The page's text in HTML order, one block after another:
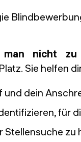
man nicht
Sie helfen
und dein
für
Stellensuche zu